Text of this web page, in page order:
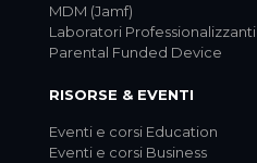
MDM (Jamf)
Laboratori Professionalizzanti
Parental Funded Device
RISORSE & EVENTI
Eventi e corsi Education
Eventi e corsi Business